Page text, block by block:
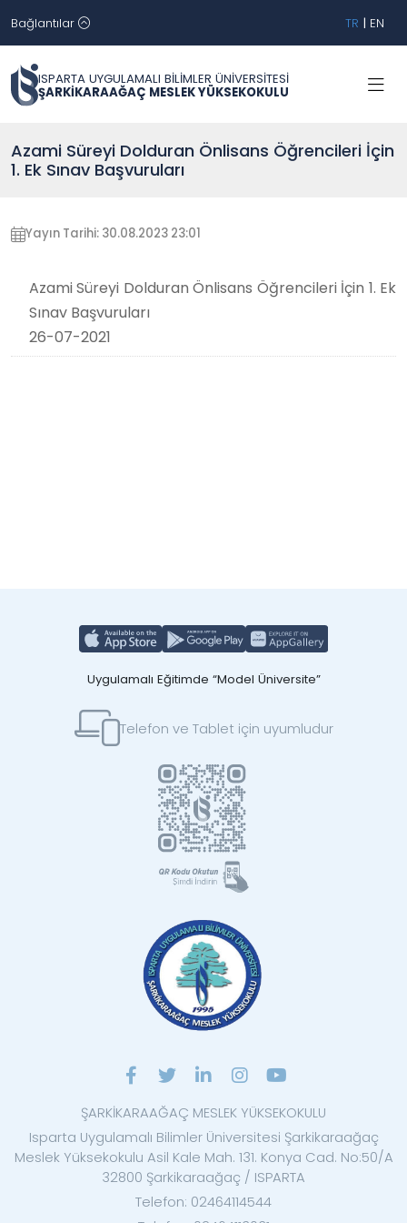
Bağlantılar TR | EN
ISPARTA UYGULAMALI BİLİMLER ÜNİVERSİTESİ
ŞARKİKARAAĞAÇ MESLEK YÜKSEKOKULU
Azami Süreyi Dolduran Önlisans Öğrencileri İçin
1. Ek Sınav Başvuruları
Yayın Tarihi: 30.08.2023 23:01
Azami Süreyi Dolduran Önlisans Öğrencileri İçin 1. Ek
Sınav Başvuruları
26-07-2021
Uygulamalı Eğitimde “Model Üniversite”
Telefon ve Tablet için uyumludur
ŞARKİKARAAĞAÇ MESLEK YÜKSEKOKULU
Isparta Uygulamalı Bilimler Üniversitesi Şarkikaraağaç
Meslek Yüksekokulu Asil Kale Mah. 131. Konya Cad. No:50/A
32800 Şarkikaraağaç / ISPARTA
Telefon: 02464114544